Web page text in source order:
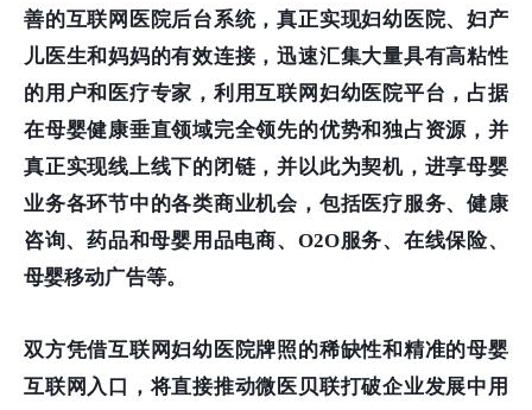
善的互联网医院后台系统，真正实现妇幼医院、妇产
儿医生和妈妈的有效连接，迅速汇集大量具有高粘性
的用户和医疗专家，利用互联网妇幼医院平台，占据
在母婴健康垂直领域完全领先的优势和独占资源，并
真正实现线上线下的闭链，并以此为契机，进享母婴
业务各环节中的各类商业机会，包括医疗服务、健康
咨询、药品和母婴用品电商、O2O服务、在线保险、
母婴移动广告等。
双方凭借互联网妇幼医院牌照的稀缺性和精准的母婴
互联网入口，将直接推动微医贝联打破企业发展中用